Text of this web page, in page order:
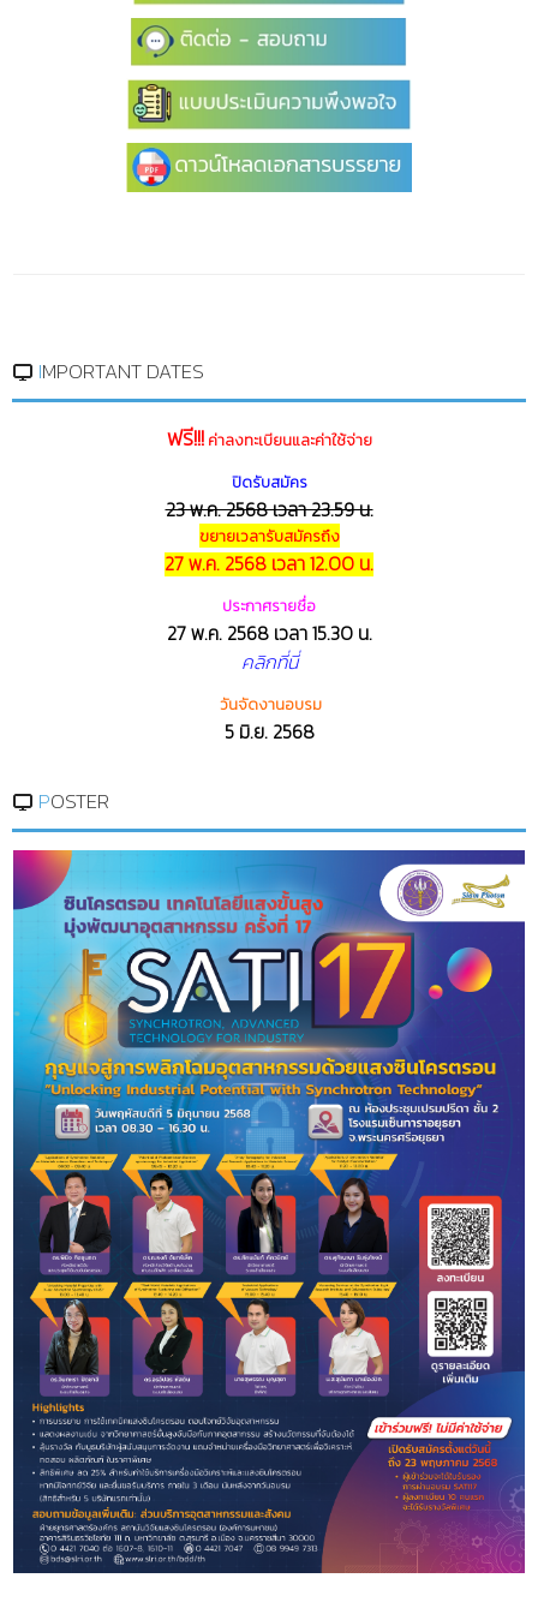
IMPORTANT DATES
ฟรี!!!ค่าลงทะเบียนและค่าใช้จ่าย
ปิดรับสมัคร
23 พ.ค. 2568 เวลา 23.59 น.
ขยายเวลารับสมัครถึง
27 พ.ค. 2568 เวลา 12.00 น.
ประกาศรายชื่อ
27 พ.ค. 2568 เวลา 15.30 น.
คลิกที่นี่
วันจัดงานอบรม
5 มิ.ย. 2568
POSTER